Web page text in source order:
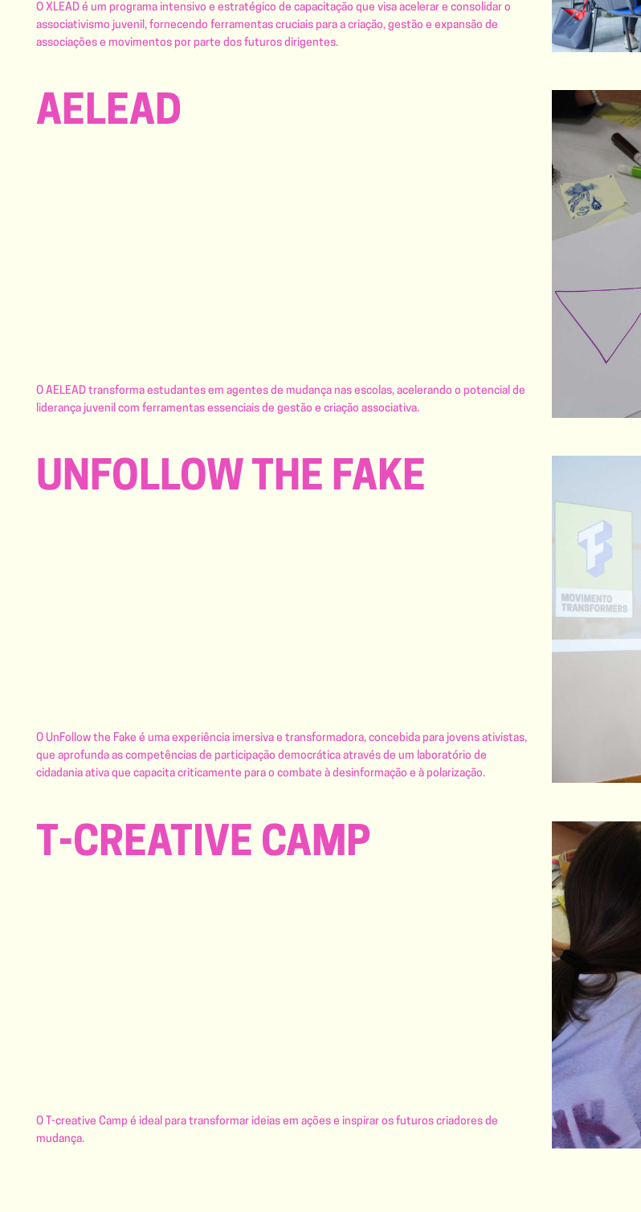
O XLEAD é um programa intensivo e estratégico de capacitação que visa acelerar e consolidar o
associativismo juvenil, fornecendo ferramentas cruciais para a criação, gestão e expansão de
associações e movimentos por parte dos futuros dirigentes.
AELEAD
O AELEAD transforma estudantes em agentes de mudança nas escolas, acelerando o potencial de
liderança juvenil com ferramentas essenciais de gestão e criação associativa.
UNFOLLOW THE FAKE
O UnFollow the Fake é uma experiência imersiva e transformadora, concebida para jovens ativistas,
que aprofunda as competências de participação democrática através de um laboratório de
cidadania ativa que capacita criticamente para o combate à desinformação e à polarização.
T-CREATIVE CAMP
O T-creative Camp é ideal para transformar ideias em ações e inspirar os futuros criadores de
mudança.